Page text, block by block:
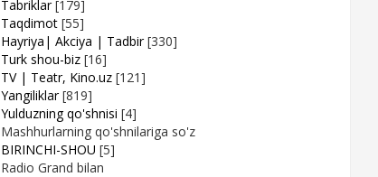
Tabriklar [179]
Taqdimot [55]
Hayriya| Akciya | Tadbir [330]
Turk shou-biz [16]
TV | Teatr, Kino.uz [121]
Yangiliklar [819]
Yulduzning qo'shnisi [4]
Mashhurlarning qo'shnilariga so'z
BIRINCHI-SHOU [5]
Radio Grand bilan